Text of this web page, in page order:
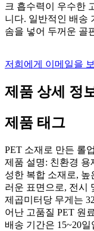
크 흡수력이 우수한
니다. 일반적인 배송
솜을 넣어 두꺼운 골
저희에게 이메일을
제품 상세 정
제품 태그
PET 소재로 만든 롤
제품 설명: 친환경 용
성한 복합 소재로,
러운 표면으로, 전시
제곱미터당 무게는
어난 고품질 PET 원
배송 기간은 15~20